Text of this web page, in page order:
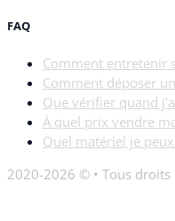
FAQ
Comment entretenir
Comment déposer
Que vérifier quand
À quel prix vendre
Quel matériel je
2020-2026 © • Tous droits